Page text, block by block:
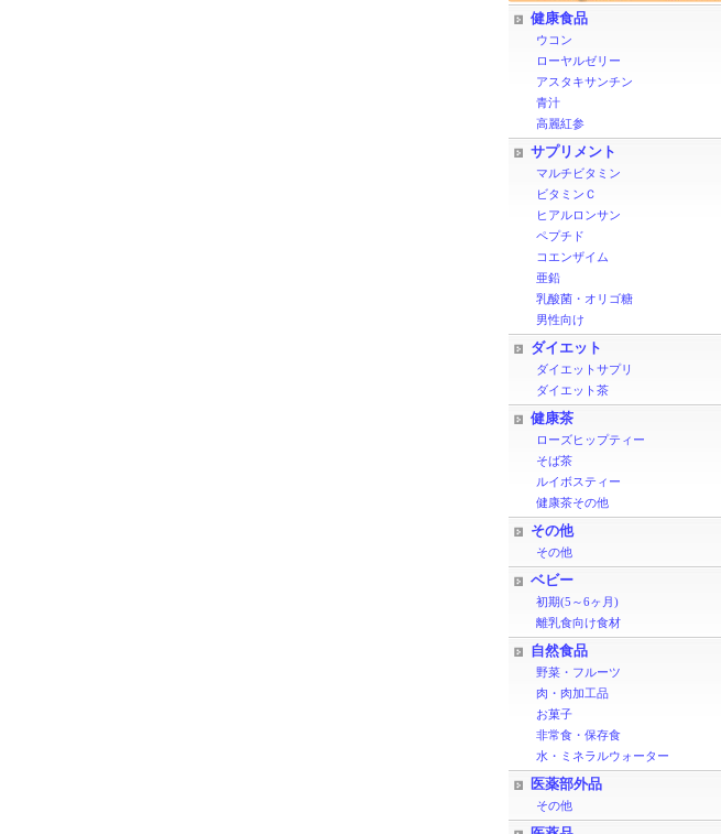
健康食品
ウコン
ローヤルゼリー
アスタキサンチン
青汁
高麗紅参
サプリメント
マルチビタミン
ビタミンＣ
ヒアルロンサン
ペプチド
コエンザイム
亜鉛
乳酸菌・オリゴ糖
男性向け
ダイエット
ダイエットサプリ
ダイエット茶
健康茶
ローズヒップティー
そば茶
ルイボスティー
健康茶その他
その他
その他
ベビー
初期(5～6ヶ月)
離乳食向け食材
自然食品
野菜・フルーツ
肉・肉加工品
お菓子
非常食・保存食
水・ミネラルウォーター
医薬部外品
その他